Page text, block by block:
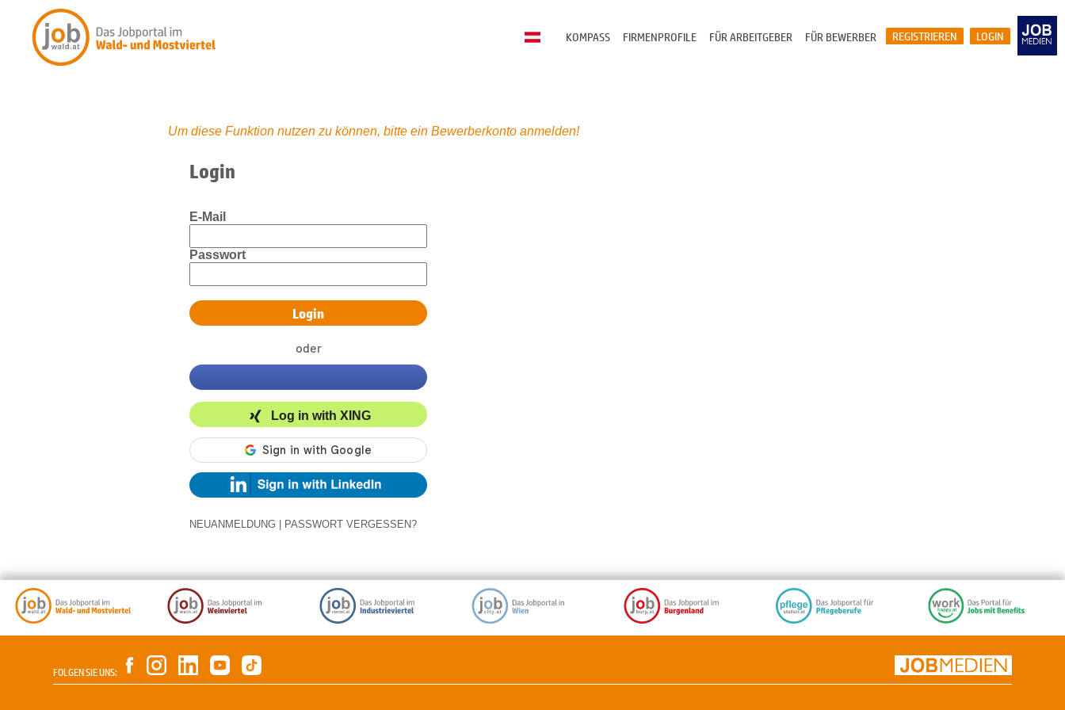
LOGIN
REGISTRIEREN
FÜR BEWERBER
FÜR ARBEITGEBER
FIRMENPROFILE
KOMPASS
Um diese Funktion nutzen zu können, bitte ein Bewerberkonto anmelden!
Login
E-Mail
Passwort
oder
Log in with XING
NEUANMELDUNG PASSWORT VERGESSEN?
FOLGEN SIE UNS: